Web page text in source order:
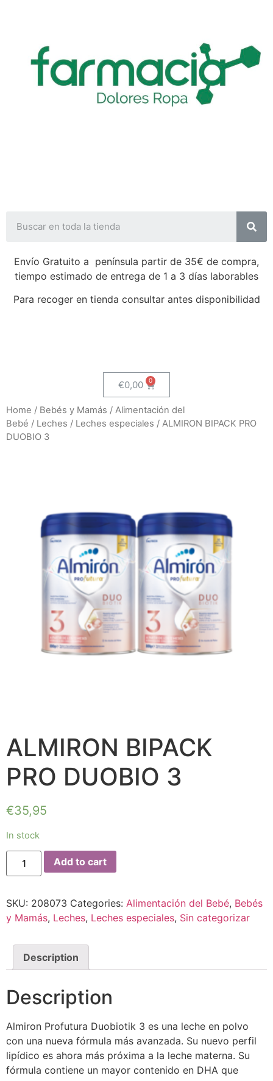
Envío Gratuito a península partir de 35€ de compra,
tiempo estimado de entrega de 1 a 3 días laborables
Para recoger en tienda consultar antes disponibilidad
€0,00
Home / Bebés y Mamás / Alimentación del
Bebé / Leches / Leches especiales / ALMIRON BIPACK PRO
DUOBIO 3
ALMIRON BIPACK
PRO DUOBIO 3
€35,95
In stock
Add to cart
SKU: 208073 Categories: Alimentación del Bebé, Bebés
y Mamás, Leches, Leches especiales, Sin categorizar
Description
Description
Almiron Profutura Duobiotik 3 es una leche en polvo
con una nueva fórmula más avanzada. Su nuevo perfil
lipídico es ahora más próxima a la leche materna. Su
fórmula contiene un mayor contenido en DHA que